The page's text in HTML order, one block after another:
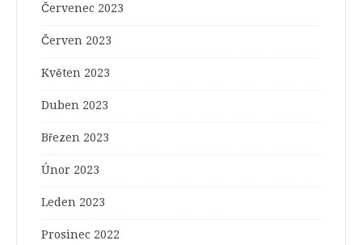
Červenec 2023
Červen 2023
Květen 2023
Duben 2023
Březen 2023
Únor 2023
Leden 2023
Prosinec 2022